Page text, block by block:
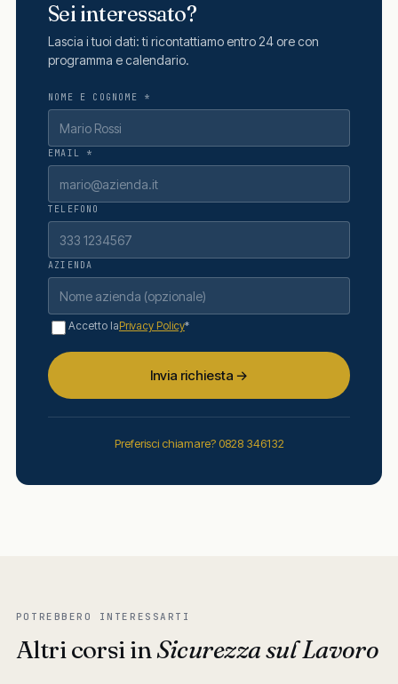
Sei interessato?
Lascia i tuoi dati: ti ricontattiamo entro 24 ore con
programma e calendario.
NOME E COGNOME *
EMAIL *
TELEFONO
AZIENDA
Accetto laPrivacy Policy*
Invia richiesta →
Preferisci chiamare? 0828 346132
POTREBBERO INTERESSARTI
Altri corsi inSicurezza sul Lavoro